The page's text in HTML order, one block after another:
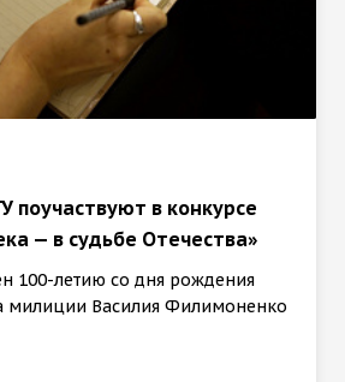
поучаствуют в конкурсе
— в судьбе Отечества»
100-летию со дня рождения
милиции Василия Филимоненко